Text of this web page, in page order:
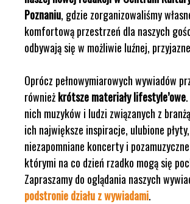
Poznaniu, gdzie zorganizowaliśmy
komfortową przestrzeń dla naszych
odbywają się w możliwie luźnej,
Oprócz pełnowymiarowych wywiadów
równieżkrótsze materiały lifestyle’owe
nich muzyków i ludzi związanych z
ich największe inspiracje, ulubione
niezapomniane koncerty i
którymi na co dzień rzadko mogą się
Zapraszamy do oglądania naszych
podstronie działu z wywiadami.